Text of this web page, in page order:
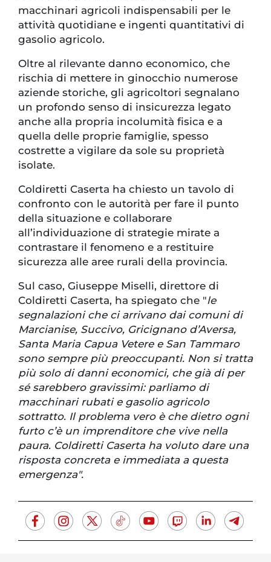
macchinari agricoli indispensabili per le
attività quotidiane e ingenti quantitativi di
gasolio agricolo.
Oltre al rilevante danno economico, che
rischia di mettere in ginocchio numerose
aziende storiche, gli agricoltori segnalano
un profondo senso di insicurezza legato
anche alla propria incolumità fisica e a
quella delle proprie famiglie, spesso
costrette a vigilare da sole su proprietà
isolate.
Coldiretti Caserta ha chiesto un tavolo di
confronto con le autorità per fare il punto
della situazione e collaborare
all’individuazione di strategie mirate a
contrastare il fenomeno e a restituire
sicurezza alle aree rurali della provincia.
Sul caso, Giuseppe Miselli, direttore di
Coldiretti Caserta, ha spiegato che "le
segnalazioni che ci arrivano dai comuni di
Marcianise, Succivo, Gricignano d’Aversa,
Santa Maria Capua Vetere e San Tammaro
sono sempre più preoccupanti. Non si tratta
più solo di danni economici, che già di per
sé sarebbero gravissimi: parliamo di
macchinari rubati e gasolio agricolo
sottratto. Il problema vero è che dietro ogni
furto c’è un imprenditore che vive nella
paura. Coldiretti Caserta ha voluto dare una
risposta concreta e immediata a questa
emergenza".